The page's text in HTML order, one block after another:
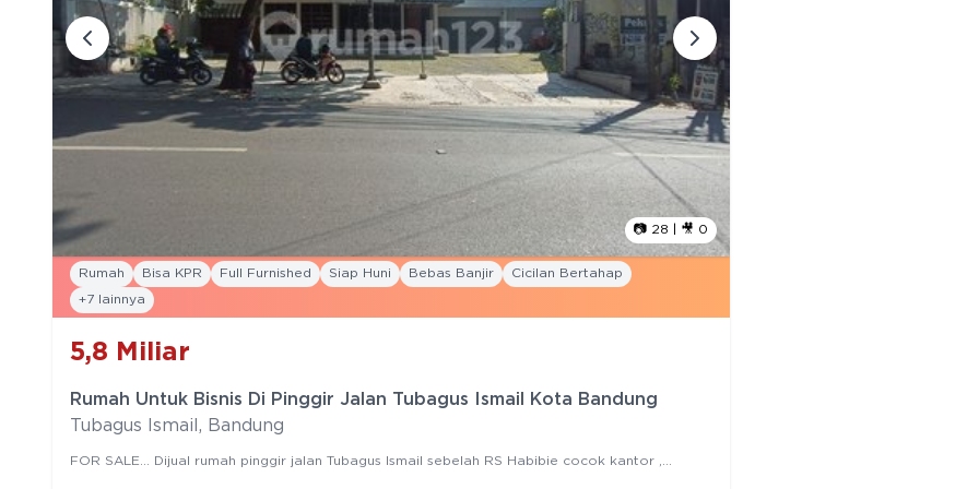
📷 28 | 🎥 0
Rumah Bisa KPR Full Furnished Siap Huni Bebas Banjir Cicilan Bertahap
+7 lainnya
5,8 Miliar
Rumah Untuk Bisnis Di Pinggir Jalan Tubagus Ismail Kota Bandung
Tubagus Ismail , Bandung
FOR SALE... Dijual rumah pinggir jalan Tubagus Ismail sebelah RS Habibie cocok kantor ,